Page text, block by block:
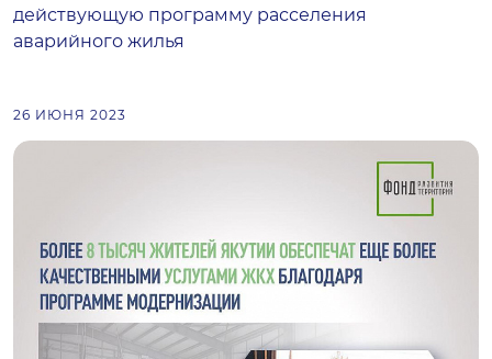
действующую программу расселения
аварийного жилья
26 ИЮНЯ 2023